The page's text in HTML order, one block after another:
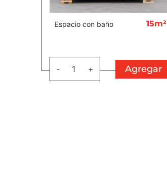
Espacio con baño 15m²
- 1 + Agregar